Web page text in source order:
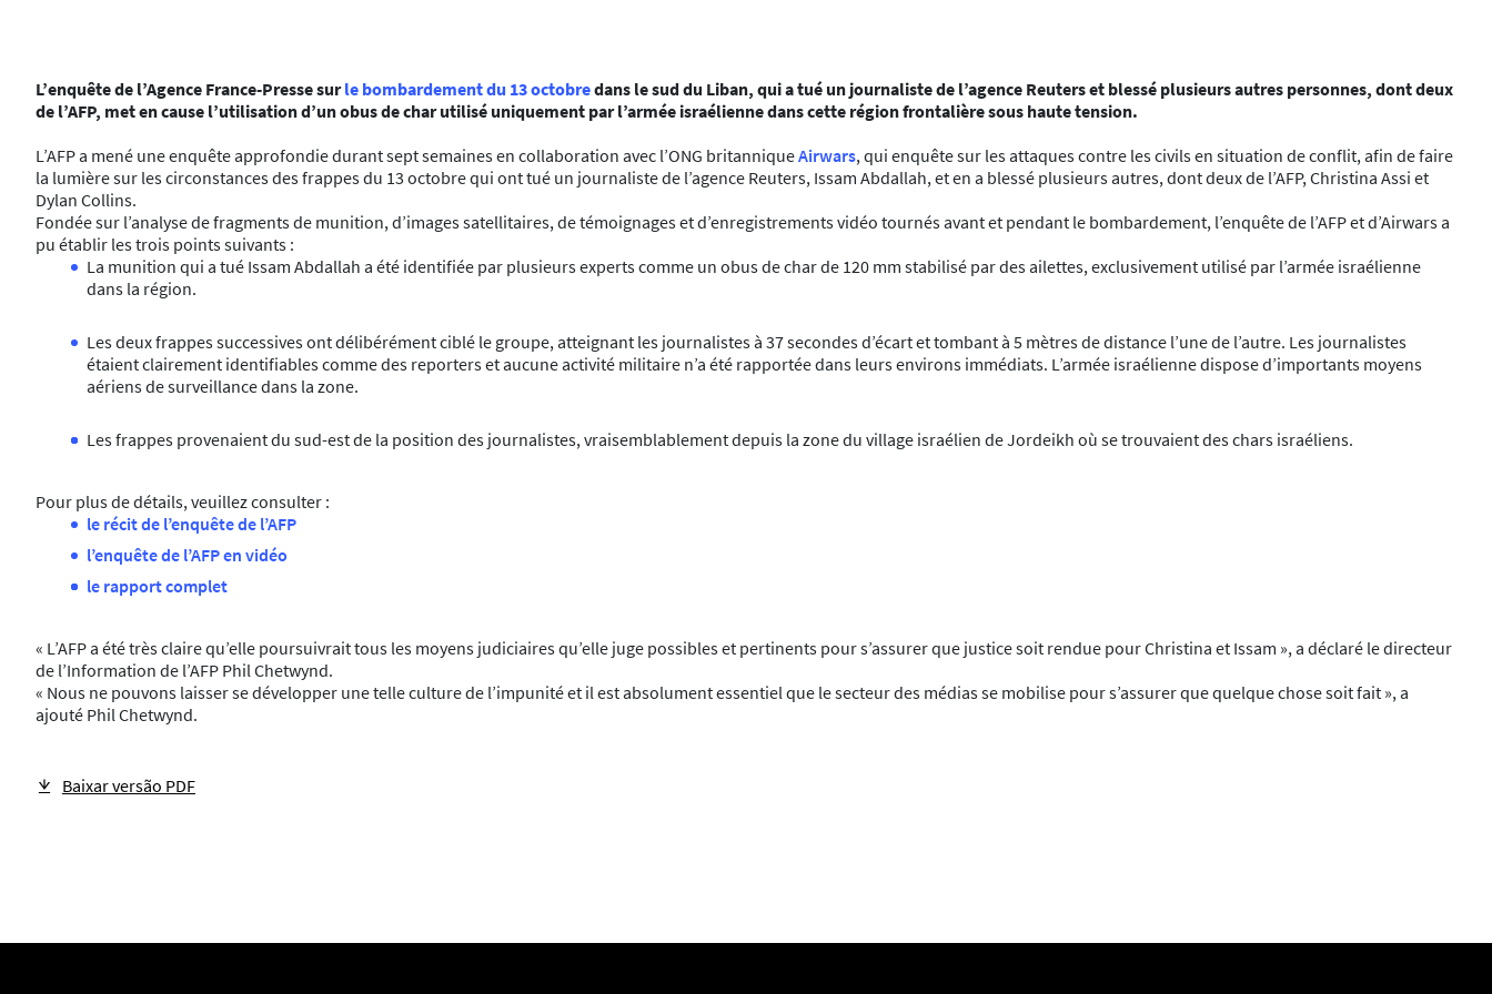
L’enquête de l’Agence France-Presse surle bombardement du 13 octobredans le sud du Liban, qui a tué un journaliste de l’agence Reuters et blessé plusieurs autres personnes, dont deux
de l’AFP, met en cause l’utilisation d’un obus de char utilisé uniquement par l’armée israélienne dans cette région frontalière sous haute tension.
L’AFP a mené une enquête approfondie durant sept semaines en collaboration avec l’ONG britanniqueAirwars, qui enquête sur les attaques contre les civils en situation de conflit, afin de faire
la lumière sur les circonstances des frappes du 13 octobre qui ont tué un journaliste de l’agence Reuters, Issam Abdallah, et en a blessé plusieurs autres, dont deux de l’AFP, Christina Assi et
Dylan Collins.
Fondée sur l’analyse de fragments de munition, d’images satellitaires, de témoignages et d’enregistrements vidéo tournés avant et pendant le bombardement, l’enquête de l’AFP et d’Airwars a
pu établir les trois points suivants :
La munition qui a tué Issam Abdallah a été identifiée par plusieurs experts comme un obus de char de 120 mm stabilisé par des ailettes, exclusivement utilisé par l’armée israélienne
dans la région.
Les deux frappes successives ont délibérément ciblé le groupe, atteignant les journalistes à 37 secondes d’écart et tombant à 5 mètres de distance l’une de l’autre. Les journalistes
étaient clairement identifiables comme des reporters et aucune activité militaire n’a été rapportée dans leurs environs immédiats. L’armée israélienne dispose d’importants moyens
aériens de surveillance dans la zone.
Les frappes provenaient du sud-est de la position des journalistes, vraisemblablement depuis la zone du village israélien de Jordeikh où se trouvaient des chars israéliens.
Pour plus de détails, veuillez consulter :
le récit de l’enquête de l’AFP
l’enquête de l’AFP en vidéo
le rapport complet
« L’AFP a été très claire qu’elle poursuivrait tous les moyens judiciaires qu’elle juge possibles et pertinents pour s’assurer que justice soit rendue pour Christina et Issam », a déclaré le directeur
de l’Information de l’AFP Phil Chetwynd.
« Nous ne pouvons laisser se développer une telle culture de l’impunité et il est absolument essentiel que le secteur des médias se mobilise pour s’assurer que quelque chose soit fait », a
ajouté Phil Chetwynd.
Baixar versão PDF